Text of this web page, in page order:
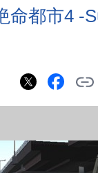
都市4 -